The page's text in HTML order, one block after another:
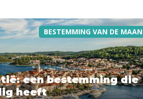
BESTEMMING VAN DE
een bestemming die
heeft